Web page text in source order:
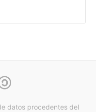
datos procedentes del